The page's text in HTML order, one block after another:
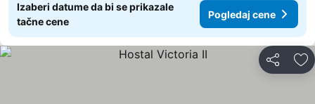
Izaberi datume da bi se prikazale
tačne cene
Pogledaj cene
Deli